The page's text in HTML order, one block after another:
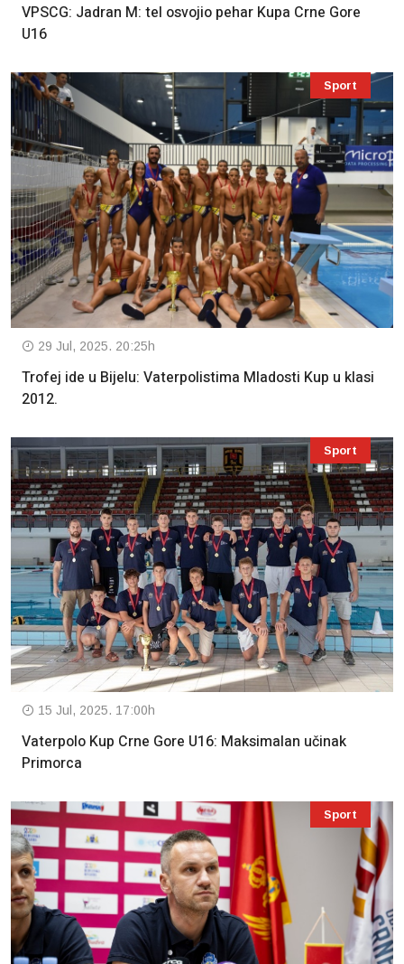
VPSCG: Jadran M: tel osvojio pehar Kupa Crne Gore
U16
Sport
29 Jul, 2025. 20:25h
Trofej ide u Bijelu: Vaterpolistima Mladosti Kup u klasi
2012.
Sport
15 Jul, 2025. 17:00h
Vaterpolo Kup Crne Gore U16: Maksimalan učinak
Primorca
Sport